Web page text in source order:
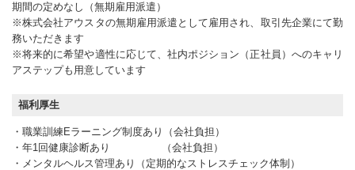
期間の定めなし（無期雇用派遣）
※株式会社アウスタの無期雇用派遣として雇用され、取引先企業にて勤
務いただきます
※将来的に希望や適性に応じて、社内ポジション（正社員）へのキャリ
アステップも用意しています
福利厚生
・職業訓練Eラーニング制度あり（会社負担）
・年1回健康診断あり （会社負担）
・メンタルヘルス管理あり（定期的なストレスチェック体制）